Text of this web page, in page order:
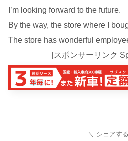
I’m looking forward to the future.
By the way, the store where I
The store has wonderful
[スポンサーリンク
シェアする